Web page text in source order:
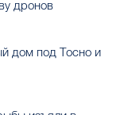
дронов
дом под Тосно и